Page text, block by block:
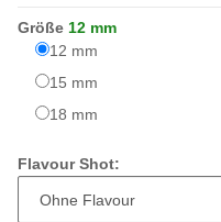
Größe 12 mm
12 mm
15 mm
18 mm
Flavour Shot: